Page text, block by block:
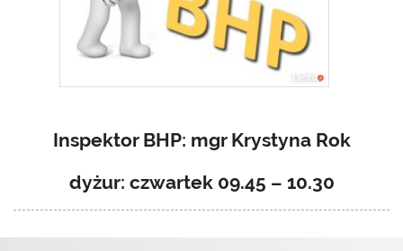
Inspektor BHP: mgr Krystyna Rok
dyżur: czwartek 09.45 – 10.30